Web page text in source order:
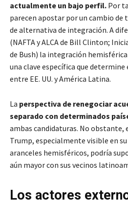
actualmente un bajo perfil. Por
parecen apostar por un cambio
de alternativa de integración. A
(NAFTA y ALCA de Bill Clinton;
de Bush) la integración
una clave específica que determine
entre EE. UU. y América Latina.
La perspectiva de renegociar
separado con determinados
ambas candidaturas. No obstante,
Trump, especialmente visible en
aranceles hemisféricos, podría
aún mayor con sus vecinos
Los actores